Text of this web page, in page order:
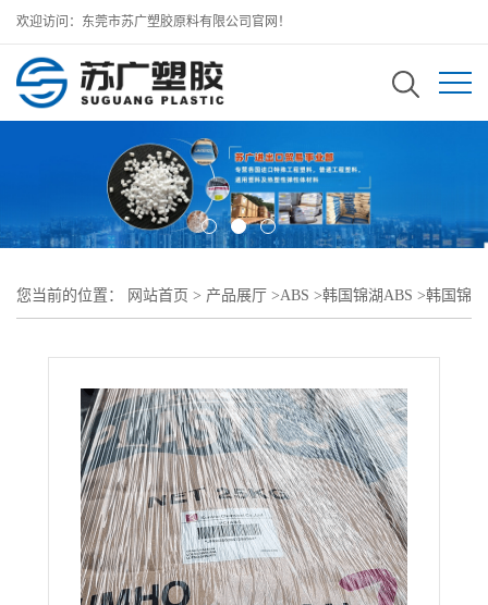
欢迎访问：东莞市苏广塑胶原料有限公司官网！
您当前的位置： 网站首页 > 产品展厅 >ABS >韩国锦湖ABS >韩国锦